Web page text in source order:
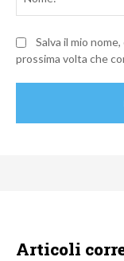
Salva il mio
prossima volta che
Articoli